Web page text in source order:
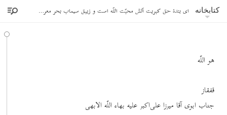
کتابخانه ای بندۀ حق کبریت آتش محبّت اللّه است و زیبق سیماب بحر معرفت اللّه پس این دو جزء مکرّم را
هو اللّه
قفقاز
جناب ابوی آقا میرزا علی‌اکبر علیه بهاء اللّه الابهی